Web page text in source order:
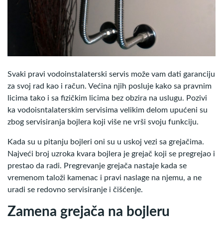
Svaki pravi vodoinstalaterski servis može vam dati garanciju
za svoj rad kao i račun. Većina njih posluje kako sa pravnim
licima tako i sa fizičkim licima bez obzira na uslugu. Pozivi
ka vodoisntalaterskim servisima velikim delom upućeni su
zbog servisiranja bojlera koji više ne vrši svoju funkciju.
Kada su u pitanju bojleri oni su u uskoj vezi sa grejačima.
Najveći broj uzroka kvara bojlera je grejač koji se pregrejao i
prestao da radi. Pregrevanje grejača nastaje kada se
vremenom taloži kamenac i pravi naslage na njemu, a ne
uradi se redovno servisiranje i čišćenje.
Zamena grejača na bojleru